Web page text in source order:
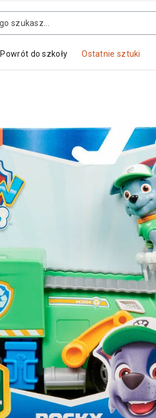
Powrót do szkoły Ostatnie sztuki